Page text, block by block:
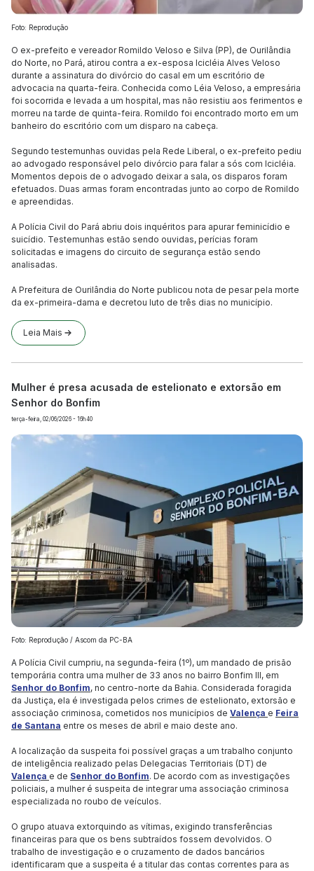
Foto: Reprodução
O ex-prefeito e vereador Romildo Veloso e Silva (PP), de Ourilândia
do Norte, no Pará, atirou contra a ex-esposa Icicléia Alves Veloso
durante a assinatura do divórcio do casal em um escritório de
advocacia na quarta-feira. Conhecida como Léia Veloso, a empresária
foi socorrida e levada a um hospital, mas não resistiu aos ferimentos e
morreu na tarde de quinta-feira. Romildo foi encontrado morto em um
banheiro do escritório com um disparo na cabeça.
Segundo testemunhas ouvidas pela Rede Liberal, o ex-prefeito pediu
ao advogado responsável pelo divórcio para falar a sós com Icicléia.
Momentos depois de o advogado deixar a sala, os disparos foram
efetuados. Duas armas foram encontradas junto ao corpo de Romildo
e apreendidas.
A Polícia Civil do Pará abriu dois inquéritos para apurar feminicídio e
suicídio. Testemunhas estão sendo ouvidas, perícias foram
solicitadas e imagens do circuito de segurança estão sendo
analisadas.
A Prefeitura de Ourilândia do Norte publicou nota de pesar pela morte
da ex-primeira-dama e decretou luto de três dias no município.
Leia Mais
Mulher é presa acusada de estelionato e extorsão em
Senhor do Bonfim
terça-feira, 02/06/2026 - 16h40
Foto: Reprodução / Ascom da PC-BA
A Polícia Civil cumpriu, na segunda-feira (1º), um mandado de prisão
temporária contra uma mulher de 33 anos no bairro Bonfim III, em
Senhor do Bonfim, no centro-norte da Bahia. Considerada foragida
da Justiça, ela é investigada pelos crimes de estelionato, extorsão e
associação criminosa, cometidos nos municípios de Valença e Feira
de Santana entre os meses de abril e maio deste ano.
A localização da suspeita foi possível graças a um trabalho conjunto
de inteligência realizado pelas Delegacias Territoriais (DT) de
Valença e de Senhor do Bonfim. De acordo com as investigações
policiais, a mulher é suspeita de integrar uma associação criminosa
especializada no roubo de veículos.
O grupo atuava extorquindo as vítimas, exigindo transferências
financeiras para que os bens subtraídos fossem devolvidos. O
trabalho de investigação e o cruzamento de dados bancários
identificaram que a suspeita é a titular das contas correntes para as